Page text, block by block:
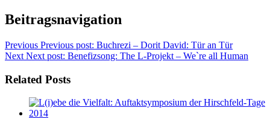
Beitragsnavigation
Previous Previous post: Buchrezi – Dorit David: Tür an Tür
Next Next post: Benefizsong: The L-Projekt – We`re all Human
Related Posts